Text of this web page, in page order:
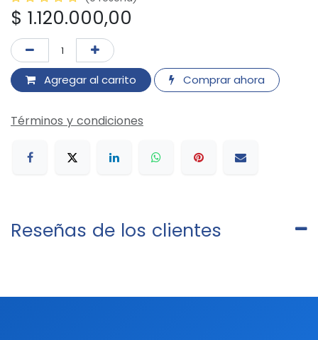
$ 1.120.000,00
Agregar al carrito Comprar ahora
Términos y condiciones
Reseñas de los clientes